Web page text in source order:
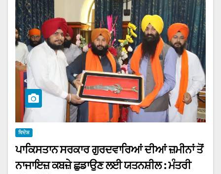
ਵਿਦੇਸ਼
ਪਾਕਿਸਤਾਨ ਸਰਕਾਰ ਗੁਰਦਵਾਰਿਆਂ ਦੀਆਂ ਜ਼ਮੀਨਾਂ ਤੋਂ
ਨਾਜਾਇਜ਼ ਕਬਜ਼ੇ ਛੁਡਾਉਣ ਲਈ ਯਤਨਸ਼ੀਲ : ਮੰਤਰੀ